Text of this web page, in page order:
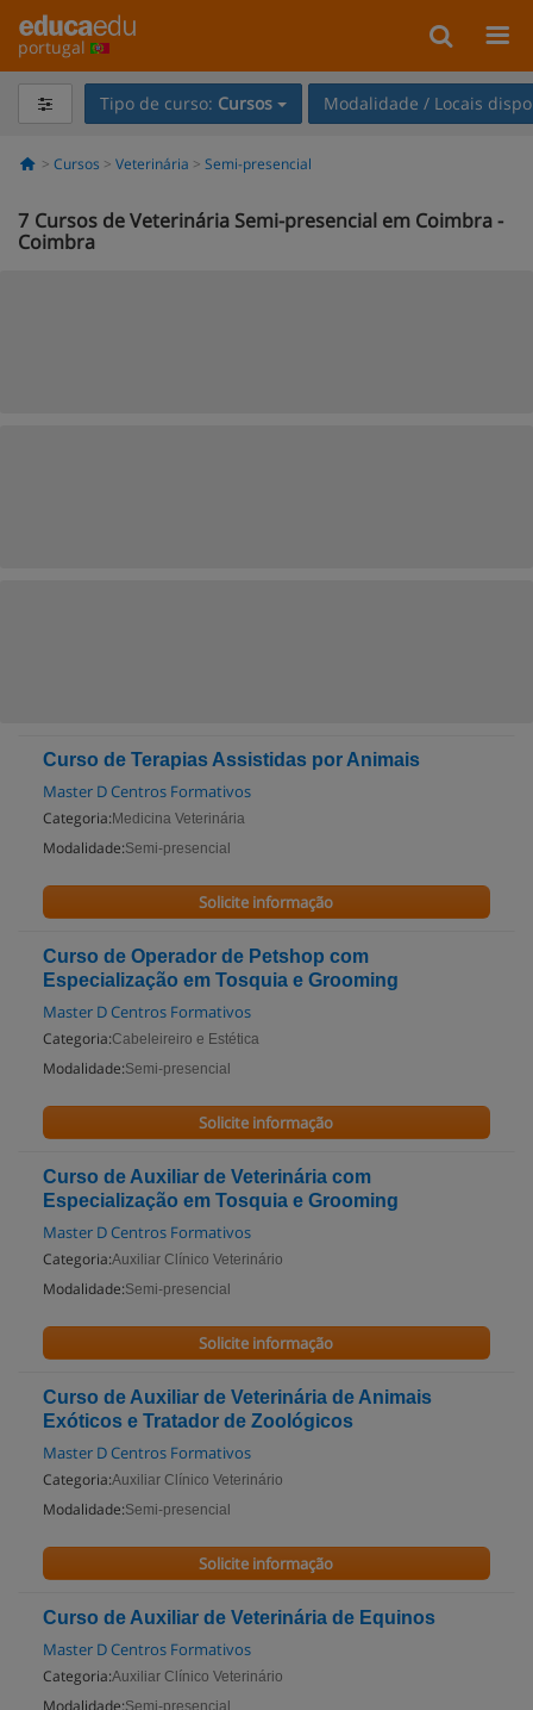
portugal
Tipo de curso: Cursos Modalidade / Locais
Cursos Veterinária Semi-presencial
7 Cursos de Veterinária Semi-presencial em Coimbra -
Coimbra
Curso de Terapias Assistidas por Animais
Master D Centros Formativos
Categoria: Medicina Veterinária
Modalidade:Semi-presencial
Solicite informação
Curso de Operador de Petshop com
Especialização em Tosquia e Grooming
Master D Centros Formativos
Categoria:Cabeleireiro e Estética
Modalidade:Semi-presencial
Solicite informação
Curso de Auxiliar de Veterinária com
Especialização em Tosquia e Grooming
Master D Centros Formativos
Categoria:Auxiliar Clínico Veterinário
Modalidade:Semi-presencial
Solicite informação
Curso de Auxiliar de Veterinária de Animais
Exóticos e Tratador de Zoológicos
Master D Centros Formativos
Categoria:Auxiliar Clínico Veterinário
Modalidade:Semi-presencial
Solicite informação
Curso de Auxiliar de Veterinária de Equinos
Master D Centros Formativos
Categoria:Auxiliar Clínico Veterinário
Modalidade:Semi-presencial